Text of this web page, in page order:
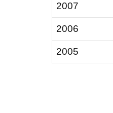
2007
2006
2005